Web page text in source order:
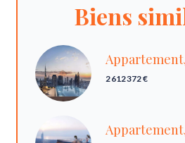
Biens
2 612 372 €